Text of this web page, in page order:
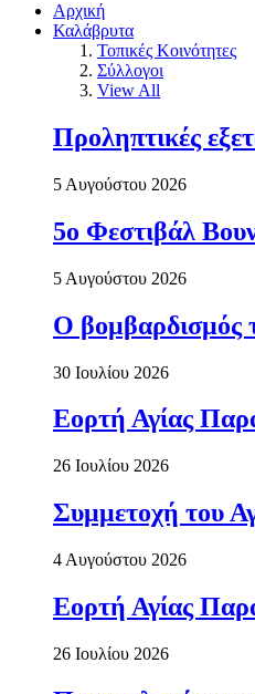
Αρχική
Καλάβρυτα
Τοπικές Κοινότητες
Σύλλογοι
View All
Προληπτικές
5 Αυγούστου 2026
5ο Φεστιβάλ
5 Αυγούστου 2026
Ο βομβαρδισμός
30 Ιουλίου 2026
Εορτή Αγίας
26 Ιουλίου 2026
Συμμετοχή του
4 Αυγούστου 2026
Εορτή Αγίας
26 Ιουλίου 2026